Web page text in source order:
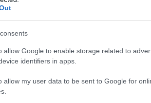
allow Google to enable storage related to
identifiers in apps.
allow my user data to be sent to Google for
sportbírók
személyét a Formula E
futamát sem tudta megnyerni a mezőny